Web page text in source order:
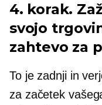
4. korak.
svojo
zahtevo za
To je zadnji in
za začetek